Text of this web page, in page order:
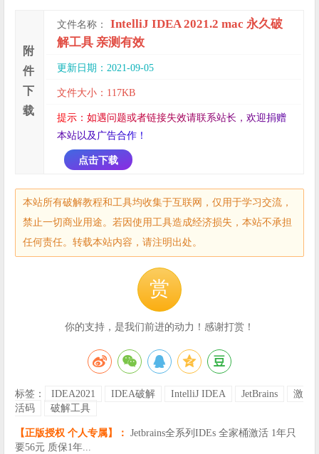
附
件
下
载
文件名称：
IntelliJ IDEA 2021.2 mac 永久破
解工具 亲测有效
更新日期：2021-09-05
文件大小：117KB
提示 ：如遇问题或者链接失效请联系站长 ，欢迎捐赠
本站以及 广告合作 ！
点击下载
本站所有破解教程和工具均收集于互联网，仅用于学习交流，
禁止一切商业用途。若因使用工具造成经济损失，本站不承担
任何责任。转载本站内容，请注明出处。
赏
你的支持，是我们前进的动力！感谢打赏！
标签： IDEA2021 IDEA破解 IntelliJ IDEA JetBrains
激
活码
破解工具
【正版授权 个人专属】： Jetbrains全系列IDEs 全家桶激活 1年只
要56元 质保1年...